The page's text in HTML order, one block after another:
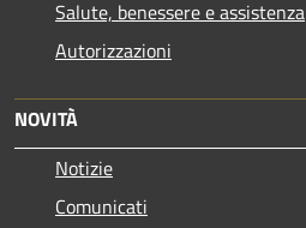
Salute, benessere e assistenza
Autorizzazioni
NOVITÀ
Notizie
Comunicati